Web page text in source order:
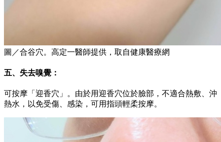
圖／合谷穴。高定一醫師提供，取自健康醫療網
五、失去嗅覺：
可按摩「迎香穴」。由於用迎香穴位於臉部，不適合熱敷、沖
熱水，以免受傷、感染，可用指頭輕柔按摩。